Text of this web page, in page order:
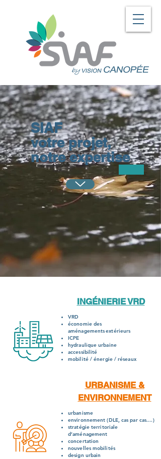
SIAF
votre projet,
notre expertise
INGÉNIERIE VRD
VRD
économie des
aménagementsextérieurs
ICPE
hydraulique urbaine
accessibilité
mobilité / énergie / réseaux
URBANISME &
ENVIRONNEMENT
urbanisme
environnement (DLE, cas par cas....)
stratégie territoriale
d’aménagement
concertation
nouvelles mobilités
design urbain